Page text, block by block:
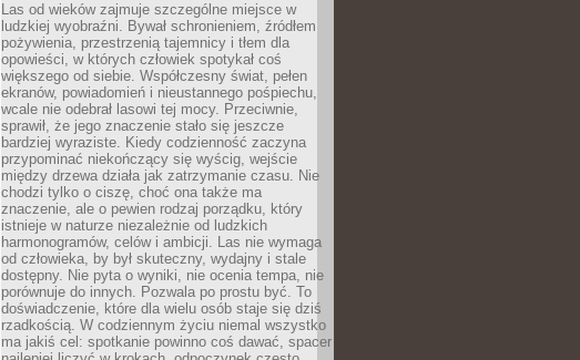
Las od wieków zajmuje szczególne miejsce w
ludzkiej wyobraźni. Bywał schronieniem, źródłem
pożywienia, przestrzenią tajemnicy i tłem dla
opowieści, w których człowiek spotykał coś
większego od siebie. Współczesny świat, pełen
ekranów, powiadomień i nieustannego pośpiechu,
wcale nie odebrał lasowi tej mocy. Przeciwnie,
sprawił, że jego znaczenie stało się jeszcze
bardziej wyraziste. Kiedy codzienność zaczyna
przypominać niekończący się wyścig, wejście
między drzewa działa jak zatrzymanie czasu. Nie
chodzi tylko o ciszę, choć ona także ma
znaczenie, ale o pewien rodzaj porządku, który
istnieje w naturze niezależnie od ludzkich
harmonogramów, celów i ambicji. Las nie wymaga
od człowieka, by był skuteczny, wydajny i stale
dostępny. Nie pyta o wyniki, nie ocenia tempa, nie
porównuje do innych. Pozwala po prostu być. To
doświadczenie, które dla wielu osób staje się dziś
rzadkością. W codziennym życiu niemal wszystko
ma jakiś cel: spotkanie powinno coś dawać, spacer